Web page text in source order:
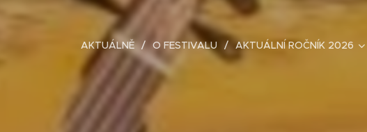
AKTUÁLNĚ O FESTIVALU AKTUÁLNÍ ROČNÍK 2026